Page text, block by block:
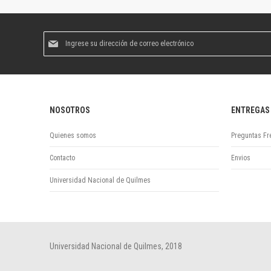
boletín
NOSOTROS
Quienes somos
Contacto
Universidad Nacional de Quilmes
ENTREGAS
Preguntas
Envios
Universidad Nacional de Quilmes, 2018